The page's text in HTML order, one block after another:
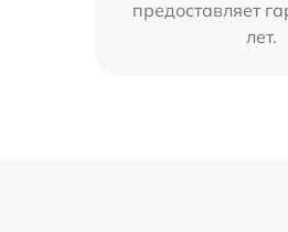
предоставляет
лет.